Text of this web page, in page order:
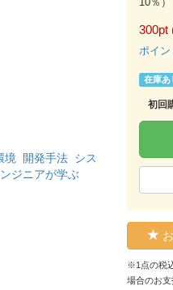
境 開発手法 シス
ジニアが学ぶ
300pt
ポイン
在庫あ
初回
※1点の税
場合のお